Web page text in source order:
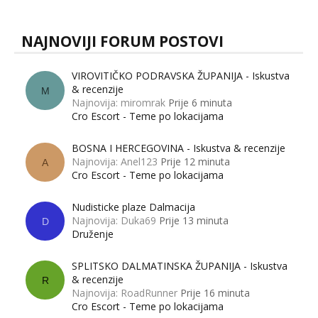
NAJNOVIJI FORUM POSTOVI
M
VIROVITIČKO PODRAVSKA ŽUPANIJA - Iskustva
& recenzije
Najnovija: miromrak Prije 6 minuta
Cro Escort - Teme po lokacijama
A
BOSNA I HERCEGOVINA - Iskustva & recenzije
Najnovija: Anel123 Prije 12 minuta
Cro Escort - Teme po lokacijama
D
Nudisticke plaze Dalmacija
Najnovija: Duka69 Prije 13 minuta
Druženje
R
SPLITSKO DALMATINSKA ŽUPANIJA - Iskustva
& recenzije
Najnovija: RoadRunner Prije 16 minuta
Cro Escort - Teme po lokacijama